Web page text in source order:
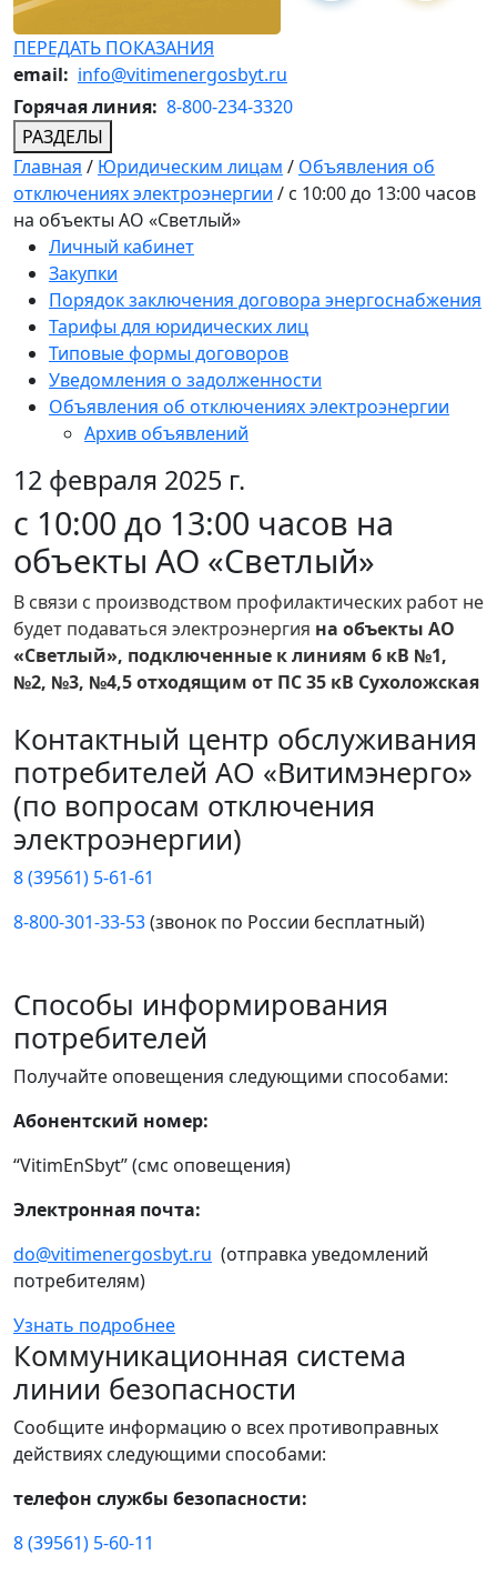
ПЕРЕДАТЬ ПОКАЗАНИЯ
email: info@vitimenergosbyt.ru
Горячая линия: 8-800-234-3320
РАЗДЕЛЫ
Главная / Юридическим лицам / Объявления об
отключениях электроэнергии / с 10:00 до 13:00 часов
на объекты АО «Светлый»
Личный кабинет
Закупки
Порядок заключения договора энергоснабжения
Тарифы для юридических лиц
Типовые формы договоров
Уведомления о задолженности
Объявления об отключениях электроэнергии
Архив объявлений
12 февраля 2025 г.
с 10:00 до 13:00 часов на
объекты АО «Светлый»
В связи с производством профилактических работ не
будет подаваться электроэнергия на объекты АО
«Светлый», подключенные к линиям 6 кВ №1,
№2, №3, №4,5 отходящим от ПС 35 кВ Сухоложская
Контактный центр обслуживания
потребителей АО «Витимэнерго»
(по вопросам отключения
электроэнергии)
8 (39561) 5-61-61
8-800-301-33-53(звонок по России бесплатный)
Способы информирования
потребителей
Получайте оповещения следующими способами:
Абонентский номер:
“VitimEnSbyt” (смс оповещения)
Электронная почта:
do@vitimenergosbyt.ru (отправка уведомлений
потребителям)
Узнать подробнее
Коммуникационная система
линии безопасности
Сообщите информацию о всех противоправных
действиях следующими способами:
телефон службы безопасности:
8 (39561) 5-60-11